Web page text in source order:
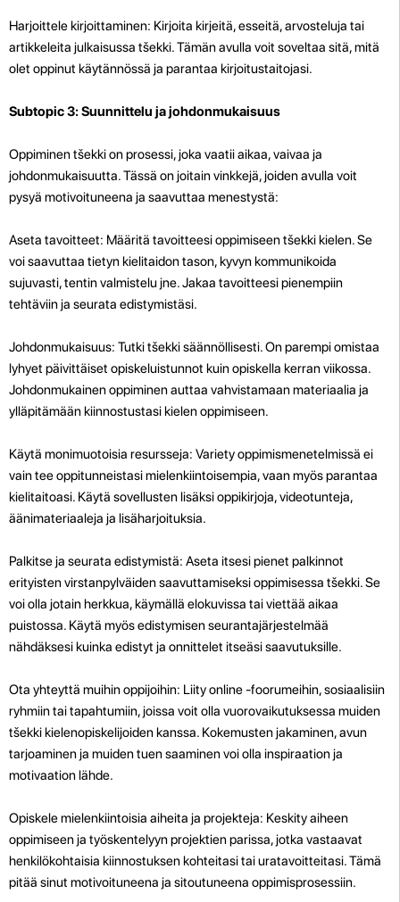
Harjoittele kirjoittaminen: Kirjoita kirjeitä, esseitä, arvosteluja tai
artikkeleita julkaisussa tšekki. Tämän avulla voit soveltaa sitä, mitä
olet oppinut käytännössä ja parantaa kirjoitustaitojasi.
Subtopic 3: Suunnittelu ja johdonmukaisuus
Oppiminen tšekki on prosessi, joka vaatii aikaa, vaivaa ja
johdonmukaisuutta. Tässä on joitain vinkkejä, joiden avulla voit
pysyä motivoituneena ja saavuttaa menestystä:
Aseta tavoitteet: Määritä tavoitteesi oppimiseen tšekki kielen. Se
voi saavuttaa tietyn kielitaidon tason, kyvyn kommunikoida
sujuvasti, tentin valmistelu jne. Jakaa tavoitteesi pienempiin
tehtäviin ja seurata edistymistäsi.
Johdonmukaisuus: Tutki tšekki säännöllisesti. On parempi omistaa
lyhyet päivittäiset opiskeluistunnot kuin opiskella kerran viikossa.
Johdonmukainen oppiminen auttaa vahvistamaan materiaalia ja
ylläpitämään kiinnostustasi kielen oppimiseen.
Käytä monimuotoisia resursseja: Variety oppimismenetelmissä ei
vain tee oppitunneistasi mielenkiintoisempia, vaan myös parantaa
kielitaitoasi. Käytä sovellusten lisäksi oppikirjoja, videotunteja,
äänimateriaaleja ja lisäharjoituksia.
Palkitse ja seurata edistymistä: Aseta itsesi pienet palkinnot
erityisten virstanpylväiden saavuttamiseksi oppimisessa tšekki. Se
voi olla jotain herkkua, käymällä elokuvissa tai viettää aikaa
puistossa. Käytä myös edistymisen seurantajärjestelmää
nähdäksesi kuinka edistyt ja onnittelet itseäsi saavutuksille.
Ota yhteyttä muihin oppijoihin: Liity online -foorumeihin, sosiaalisiin
ryhmiin tai tapahtumiin, joissa voit olla vuorovaikutuksessa muiden
tšekki kielenopiskelijoiden kanssa. Kokemusten jakaminen, avun
tarjoaminen ja muiden tuen saaminen voi olla inspiraation ja
motivaation lähde.
Opiskele mielenkiintoisia aiheita ja projekteja: Keskity aiheen
oppimiseen ja työskentelyyn projektien parissa, jotka vastaavat
henkilökohtaisia ​​kiinnostuksen kohteitasi tai uratavoitteitasi. Tämä
pitää sinut motivoituneena ja sitoutuneena oppimisprosessiin.